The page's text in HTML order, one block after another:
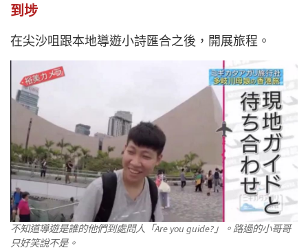
到埗
在尖沙咀跟本地導遊小詩匯合之後，開展旅程。
不知道導遊是誰的他們到處問人「Are you guide?」。路過的小哥哥
只好笑說不是。